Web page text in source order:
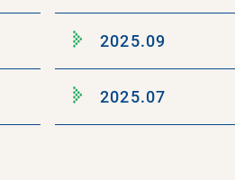
2025.09
2025.07